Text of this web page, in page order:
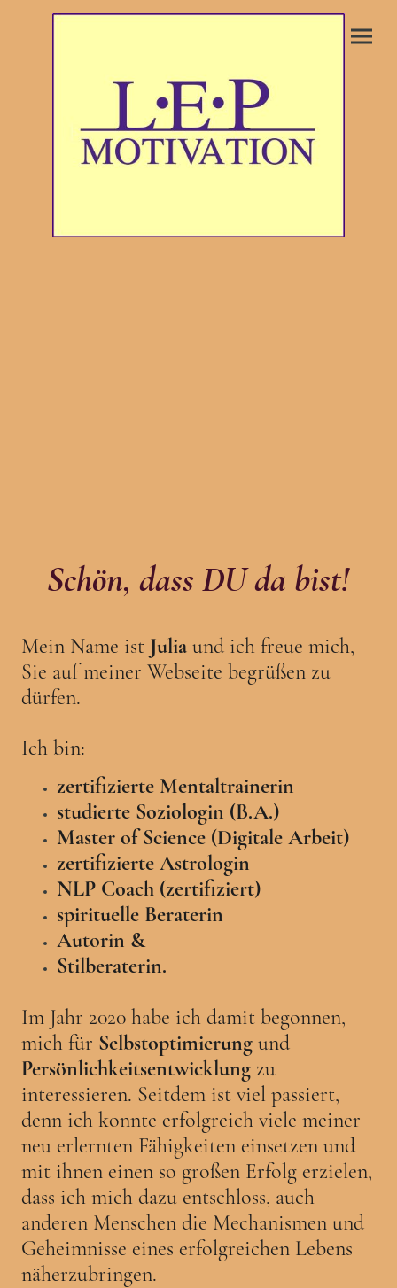
Schön, dass DU da bist!
Mein Name ist Julia und ich freue mich,
Sie auf meiner Webseite begrüßen zu
dürfen.
Ich bin:
zertifizierte Mentaltrainerin
studierte Soziologin (B.A.)
Master of Science (Digitale Arbeit)
zertifizierte Astrologin
NLP Coach (zertifiziert)
spirituelle Beraterin
Autorin &
Stilberaterin.
Im Jahr 2020 habe ich damit begonnen,
mich für Selbstoptimierung und
Persönlichkeitsentwicklung zu
interessieren. Seitdem ist viel passiert,
denn ich konnte erfolgreich viele meiner
neu erlernten Fähigkeiten einsetzen und
mit ihnen einen so großen Erfolg erzielen,
dass ich mich dazu entschloss, auch
anderen Menschen die Mechanismen und
Geheimnisse eines erfolgreichen Lebens
näherzubringen.